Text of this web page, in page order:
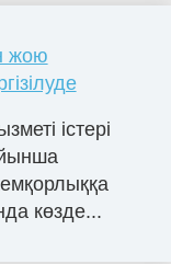
жою
істері
көзде...